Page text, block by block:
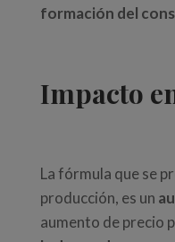
formación del
Impacto
La fórmula que se
producción, es un
aumento de precio